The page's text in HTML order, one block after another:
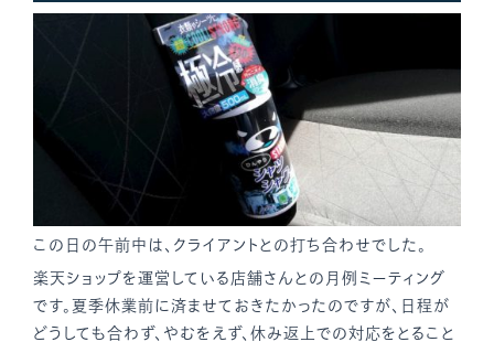
この日の午前中は、クライアントとの打ち合わせでした。
楽天ショップを運営している店舗さんとの月例ミーティング
です。夏季休業前に済ませておきたかったのですが、日程が
どうしても合わず、やむをえず、休み返上での対応をとること